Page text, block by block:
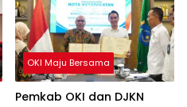
OKI Maju Bersama
Pemkab OKI dan DJKN